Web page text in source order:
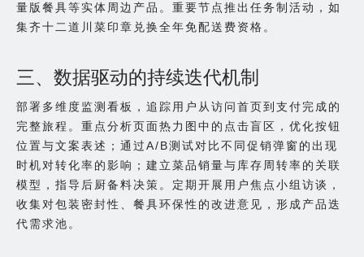
量版餐具等实体周边产品。重要节点推出任务制活动，如
集齐十二道川菜印章兑换全年免配送费资格。
三、数据驱动的持续迭代机制
部署多维度监测看板，追踪用户从访问首页到支付完成的
完整旅程。重点分析页面热力图中的点击盲区，优化按钮
位置与文案表述；通过A/B测试对比不同促销弹窗的出现
时机对转化率的影响；建立菜品销量与库存周转率的关联
模型，指导后厨备料决策。定期开展用户焦点小组访谈，
收集对包装密封性、餐具环保性的改进意见，形成产品迭
代需求池。